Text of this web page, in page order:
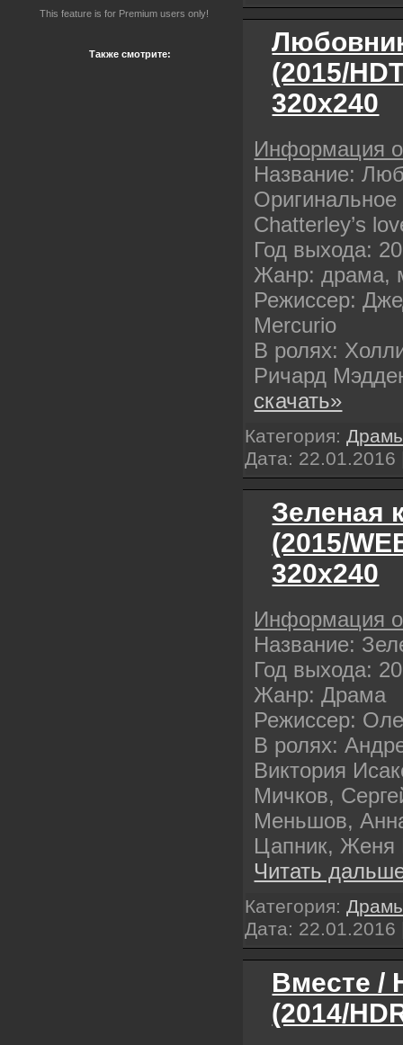
This feature is for Premium users only!
Также смотрите:
(2015/
320х240
Информация
Название:
Chatterley’s
Год выхода:
Жанр: драма,
Режиссер:
Mercurio
В ролях:
Ричард
скачать»
Категория:
Дата: 22.01.2016
Зеленая
(2015/
320х240
Информация
Название:
Год выхода:
Жанр: Драма
Режиссер:
В ролях:
Виктория
Мичков,
Меньшов,
Цапник,
Читать
Категория:
Дата: 22.01.2016
Вместе /
(2014/